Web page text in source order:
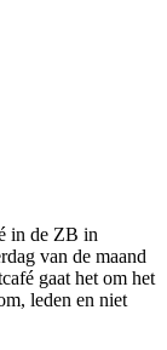
in de ZB in
van de maand
gaat het om het
leden en niet